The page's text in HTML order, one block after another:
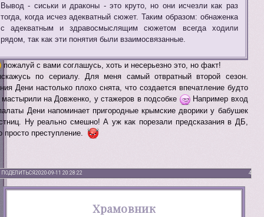
Вывод - сиськи и драконы - это круто, но они исчезли как раз
тогда, когда исчез адекватный сюжет. Таким образом: обнаженка
с адекватным и здравосмыслящим сюжетом всегда ходили
рядом, так как эти понятия были взаимосвязанные.
пожалуй с вами соглашусь, хоть и несерьезно это, но факт!
по сериалу. Для меня самый отвратный второй сезон.
Дени настолько плохо снята, что создается впечатление будто
мастырили на Довженко, у стажеров в подсобке
Например вход
Дени напоминает пригородные крымские дворики у бабушек
Ну реально смешно! А уж как порезали предсказания в ДБ,
просто преступление.
ПОДЕЛИТЬСЯ 4
2020-09-11 20:28:22
Храмовник